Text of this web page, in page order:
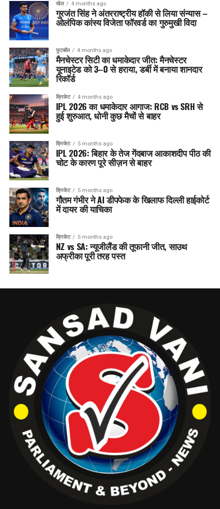
खेल 4 months ago
गुरजंत सिंह ने अंतरराष्ट्रीय हॉकी से लिया संन्यास –
ओलंपिक कांस्य विजेता फॉरवर्ड का गुरुमुखी विदा
फुटबॉल 4 months ago
मैनचेस्टर सिटी का धमाकेदार जीत: मैनचेस्टर
यूनाइटेड को 3–0 से हराया, डर्बी में बनाया शानदार
रिकॉर्ड
क्रिकेट 4 months ago
IPL 2026 का धमाकेदार आगाज: RCB vs SRH से
हुई शुरुआत, धोनी कुछ मैचों से बाहर
क्रिकेट 5 months ago
IPL 2026: बिहार के तेज गेंदबाज आकाशदीप पीठ की
चोट के कारण पूरे सीज़न से बाहर
क्रिकेट 5 months ago
गौतम गंभीर ने AI डीपफेक के खिलाफ दिल्ली हाईकोर्ट
में दायर की याचिका
क्रिकेट 5 months ago
NZ vs SA: न्यूजीलैंड की तूफानी जीत, साउथ
अफ्रीका पूरी तरह पस्त